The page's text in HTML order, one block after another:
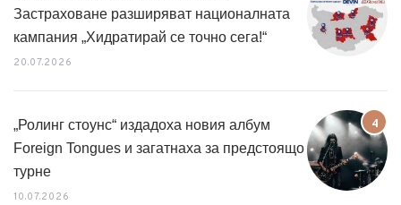
Застраховане разширяват националната
кампания „Хидратирай се точно сега!“
20.07.2026
„Ролинг стоунс“ издадоха новия албум
Foreign Tongues и загатнаха за предстоящо
турне
10.07.2026